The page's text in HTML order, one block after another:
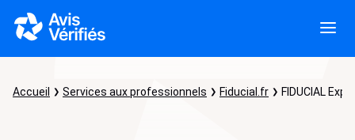
Accueil Services aux professionnels Fiducial.fr FIDUCIAL